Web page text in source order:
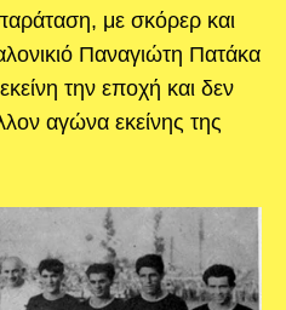
με σκόρερ και
Παναγιώτη Πατάκα
την εποχή και δεν
αγώνα εκείνης της